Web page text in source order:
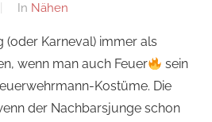
Von
In Nähen
(oder Karneval) immer als
wenn man auch Feuer
sein
Kostüme. Die
der Nachbarsjunge schon